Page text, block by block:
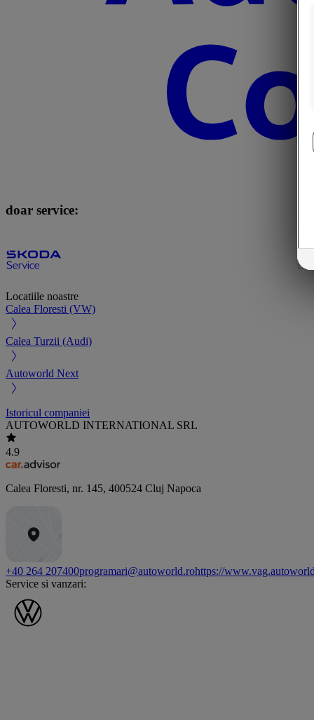
doar service:
Locatiile noastre
Calea Floresti (VW)
Calea Turzii (Audi)
Autoworld Next
Istoricul companiei
AUTOWORLD INTERNATIONAL SRL
4.9
Calea Floresti, nr. 145, 400524 Cluj Napoca
+40 264 207400programari@autoworld.rohttps://
Service si vanzari: